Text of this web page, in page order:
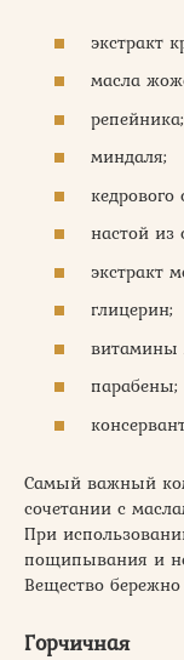
экстракт
масла
репейника;
миндаля;
кедрового
настой из
экстракт
глицерин;
витамины
парабены;
Самый важный
сочетании с
При
пощипывания и не
Вещество
Горчичная